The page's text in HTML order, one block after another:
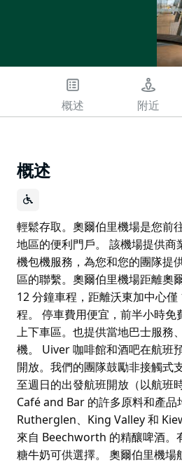
概述 附近
概述
輕鬆存取。奧爾伯里機場是您前
地區的便利門戶。 該機場提供商
機包機服務，為您和您的團隊提
區的聯繫。奧爾伯里機場距離奧
12 分鐘車程，距離沃東加中心
程。 停車費用便宜，前半小時免
上下車區。也提供當地巴士服務
機。 Uiver 咖啡館和酒吧在航班
開放。我們的團隊鼓勵非接觸式
至週日的出發航班開放（以航班
Café and Bar 的許多原料和產品
Rutherglen、King Valley 和
來自 Beechworth 的精釀啤酒。
糖牛奶可供選擇。 奧爾伯里機場